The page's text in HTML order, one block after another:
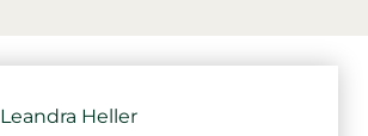
Leandra Heller